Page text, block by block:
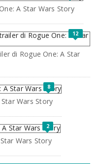
A Star Wars Story
12
di Rogue One: A Star
8
Wars Story
2
Wars Story